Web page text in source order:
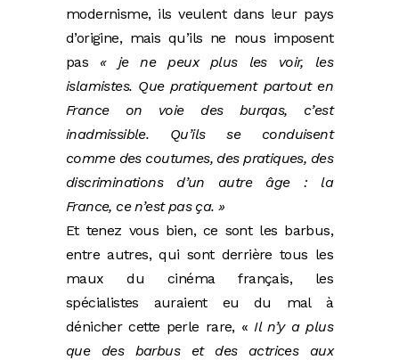
modernisme, ils veulent dans leur pays
d’origine, mais qu’ils ne nous imposent
pas « je ne peux plus les voir, les
islamistes. Que pratiquement partout en
France on voie des burqas, c’est
inadmissible. Qu’ils se conduisent
comme des coutumes, des pratiques, des
discriminations d’un autre âge : la
France, ce n’est pas ça. »
Et tenez vous bien, ce sont les barbus,
entre autres, qui sont derrière tous les
maux du cinéma français, les
spécialistes auraient eu du mal à
dénicher cette perle rare, «Il n’y a plus
que des barbus et des actrices aux